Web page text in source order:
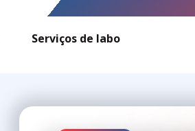
Serviços de labo